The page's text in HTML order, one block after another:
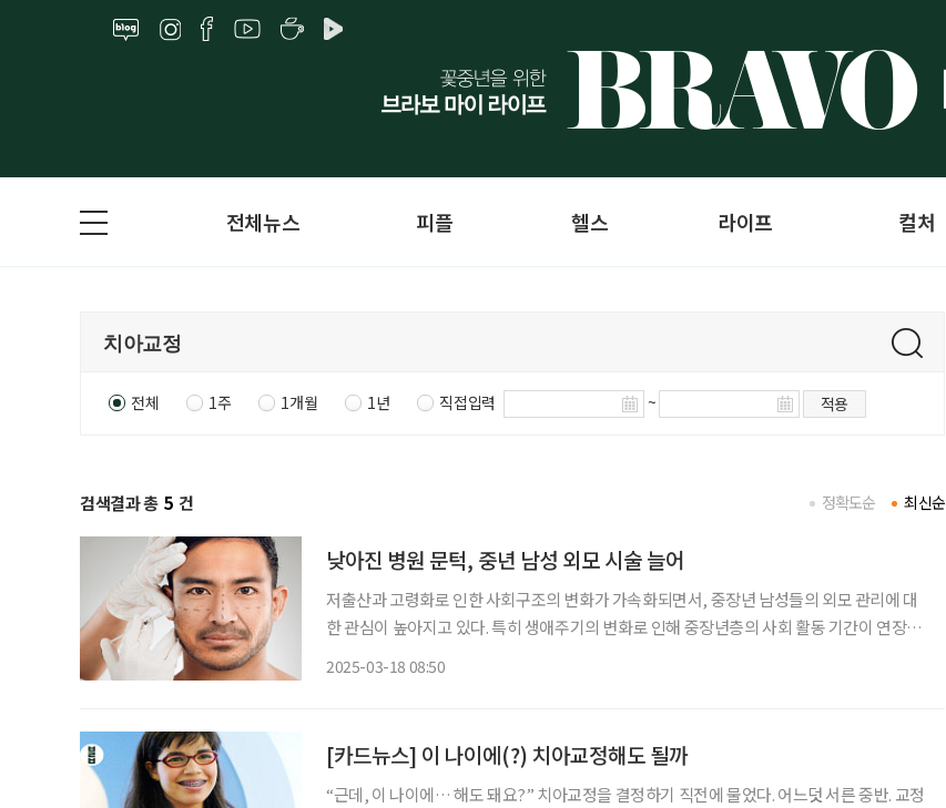
전체뉴스 피플 헬스 라이프 컬처
전체 1주 1개월 1년 직접입력 ~ 적용
검색결과 총 5 건 최신순
정확도순
낮아진 병원 문턱, 중년 남성 외모 시술 늘어
저출산과 고령화로 인한 사회구조의 변화가 가속화되면서, 중장년 남성들의 외모 관리에 대
한 관심이 높아지고 있다. 특히 생애주기의 변화로 인해 중장년층의 사회 활동 기간이 연장되
2025-03-18 08:50
[카드뉴스] 이 나이에(?) 치아교정해도 될까
“근데, 이 나이에… 해도 돼요?” 치아교정을 결정하기 직전에 물었다. 어느덧 서른 중반. 교정